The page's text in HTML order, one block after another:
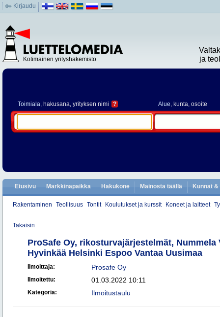
Kirjaudu
Kotimainen yrityshakemisto
ja
Toimiala, hakusana, yrityksen nimi ? Alue, kunta, osoite
Etusivu Markkinapaikka Hakukone Mainosta täällä Kunnat
Rakentaminen Teollisuus Tontit Koulutukset ja kurssit Koneet ja laitteet
Takaisin
ProSafe Oy, rikosturvajärjestelmät,
Hyvinkää Helsinki Espoo Vantaa Uusimaa
Ilmoittaja: Prosafe Oy
Ilmoitettu: 01.03.2022 10:11
Kategoria: Ilmoitustaulu